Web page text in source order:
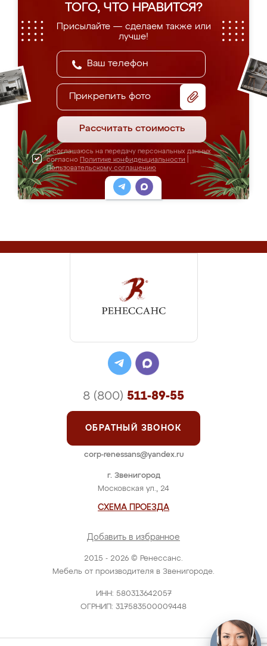
ТОГО, ЧТО НРАВИТСЯ?
Присылайте — сделаем также или
лучше!
Прикрепить фото
Рассчитать стоимость
Я соглашаюсь на передачу персональных данных
согласно Политике конфиденциальности
Пользовательскому соглашению
2015 - 2026 © Ренессанс.
Мебель от производителя в Звенигороде.
ИНН: 580313642057
ОГРНИП: 317583500009448
г. Звенигород
Московская ул., 24
СХЕМА ПРОЕЗДА
Добавить в избранное
8 (800) 511-89-55
ОБРАТНЫЙ ЗВОНОК
corp-renessans@yandex.ru